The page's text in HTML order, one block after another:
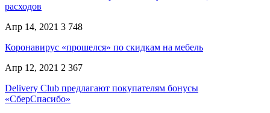
расходов
Апр 14, 2021 3 748
Коронавирус «прошелся» по скидкам на мебель
Апр 12, 2021 2 367
Delivery Club предлагают покупателям бонусы
«СберСпасибо»